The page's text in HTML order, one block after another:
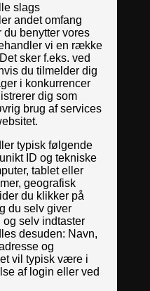
slags
andet omfang
du benytter vores
vi en række
sker f.eks. ved
du tilmelder dig
i konkurrencer
dig som
brug af services
typisk følgende
ID og tekniske
tablet eller
geografisk
du klikker på
du selv giver
selv indtaster
desuden: Navn,
og
vil typisk være i
af login eller ved